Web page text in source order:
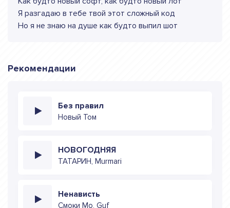
Я разгадаю в тебе твой этот сложный код
Но я не знаю на душе как будто выпил шот
Рекомендации
Без правил
Новый Том
НОВОГОДНЯЯ
ТАТАРИН, Murmari
Ненависть
Смоки Мо, Guf